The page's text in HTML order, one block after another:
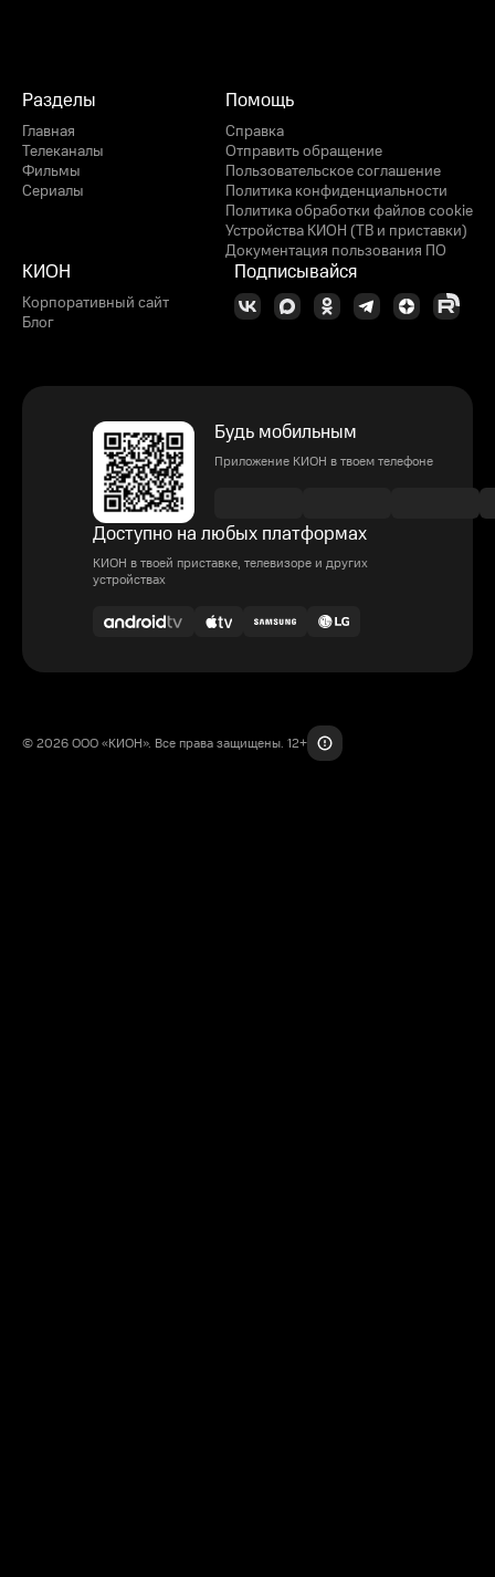
Разделы
Главная
Телеканалы
Фильмы
Сериалы
Помощь
Справка
Отправить обращение
Пользовательское соглашение
Политика конфиденциальности
Политика обработки файлов cookie
Устройства КИОН (ТВ и приставки)
Документация пользования ПО
КИОН
Корпоративный сайт
Блог
Подписывайся
Будь мобильным
Приложение КИОН в твоем телефоне
Доступно на любых платформах
КИОН в твоей приставке, телевизоре и других
устройствах
© 2026 ООО «КИОН». Все права защищены. 12+